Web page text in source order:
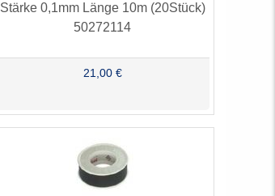
Stärke 0,1mm Länge 10m (20Stück)
50272114
21,00 €